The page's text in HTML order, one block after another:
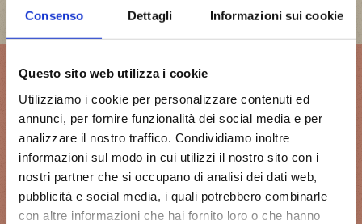
Consenso Dettagli Informazioni sui cookie
Questo sito web utilizza i cookie
Utilizziamo i cookie per personalizzare contenuti ed
annunci, per fornire funzionalità dei social media e per
analizzare il nostro traffico. Condividiamo inoltre
informazioni sul modo in cui utilizzi il nostro sito con i
nostri partner che si occupano di analisi dei dati web,
pubblicità e social media, i quali potrebbero combinarle
con altre informazioni che hai fornito loro o che hanno
SERVIZI DELLE CAMERE
Ingresso indipendente
Bagno privato con doccia
Wi-Fi gratuito